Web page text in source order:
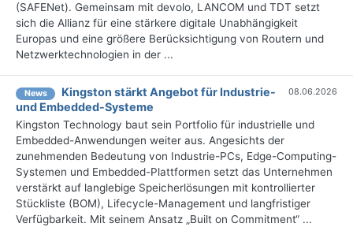
(SAFENet). Gemeinsam mit devolo, LANCOM und TDT setzt
sich die Allianz für eine stärkere digitale Unabhängigkeit
Europas und eine größere Berücksichtigung von Routern und
Netzwerktechnologien in der ...
News
Kingston stärkt Angebot für Industrie-
und Embedded-Systeme
08.06.2026
Kingston Technology baut sein Portfolio für industrielle und
Embedded-Anwendungen weiter aus. Angesichts der
zunehmenden Bedeutung von Industrie-PCs, Edge-Computing-
Systemen und Embedded-Plattformen setzt das Unternehmen
verstärkt auf langlebige Speicherlösungen mit kontrollierter
Stückliste (BOM), Lifecycle-Management und langfristiger
Verfügbarkeit. Mit seinem Ansatz „Built on Commitment“ ...